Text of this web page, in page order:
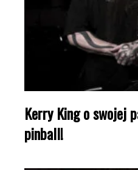
Kerry King o swojej
pinball!